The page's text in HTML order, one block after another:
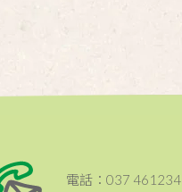
電話：037 461234